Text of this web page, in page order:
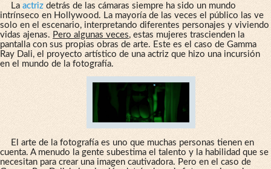
La actrizdetrás de las cámaras siempre ha sido un mundo
intrínseco en Hollywood. La mayoría de las veces el público las ve
solo en el escenario, interpretando diferentes personajes y viviendo
vidas ajenas. Pero algunas veces, estas mujeres trascienden la
pantalla con sus propias obras de arte. Este es el caso de Gamma
Ray Dali, el proyecto artístico de una actriz que hizo una incursión
en el mundo de la fotografía.
El arte de la fotografía es uno que muchas personas tienen en
cuenta. A menudo la gente subestima el talento y la habilidad que se
necesitan para crear una imagen cautivadora. Pero en el caso de